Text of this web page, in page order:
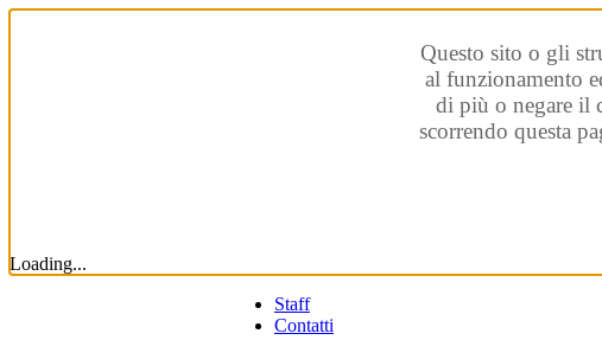
Questo sito o gli
al funzionamento
di più o negare il
scorrendo questa
Loading...
Staff
Contatti